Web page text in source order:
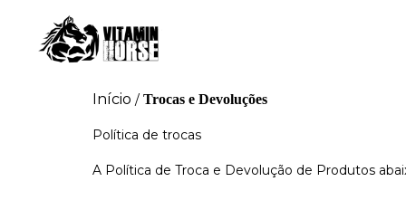
Início / Trocas e Devoluções
Política de trocas
A Política de Troca e Devolução de Produtos